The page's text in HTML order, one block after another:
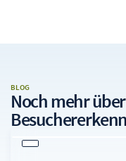
BLOG
Noch mehr über